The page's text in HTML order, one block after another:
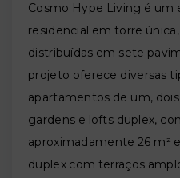
Cosmo Hype Living é
residencial em torre
distribuídas em sete
projeto oferece diversas
apartamentos de um,
gardens e lofts duplex,
aproximadamente 26 m²
duplex com terraços